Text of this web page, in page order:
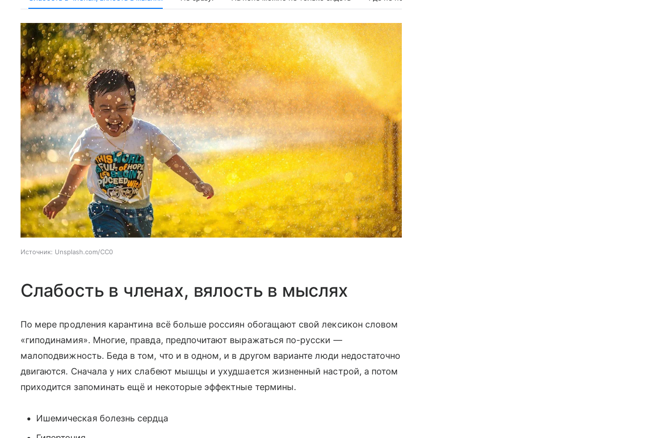
Источник: Unsplash.com/CC0
Слабость в членах, вялость в мыслях
По мере продления карантина всё больше россиян обогащают свой лексикон словом
«гиподинамия». Многие, правда, предпочитают выражаться по-русски —
малоподвижность. Беда в том, что и в одном, и в другом варианте люди недостаточно
двигаются. Сначала у них слабеют мышцы и ухудшается жизненный настрой, а потом
приходится запоминать ещё и некоторые эффектные термины.
Ишемическая болезнь сердца